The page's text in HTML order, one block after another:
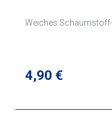
Weiches
Regulärer Preis:
4,90 €